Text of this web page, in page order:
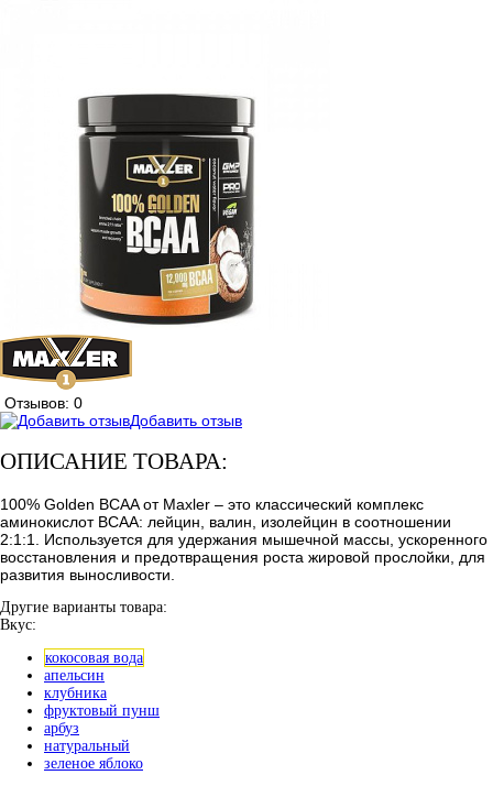
Отзывов: 0
Добавить отзыв
ОПИСАНИЕ ТОВАРА:
100% Golden BCAA от Maxler – это классический комплекс
аминокислот ВСАА: лейцин, валин, изолейцин в соотношении
2:1:1. Используется для удержания мышечной массы, ускоренного
восстановления и предотвращения роста жировой прослойки, для
развития выносливости.
Другие варианты товара:
Вкус:
кокосовая вода
апельсин
клубника
фруктовый пунш
арбуз
натуральный
зеленое яблоко